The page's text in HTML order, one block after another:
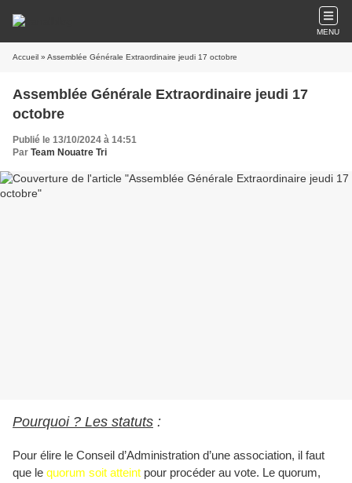
MENU
Accueil » Assemblée Générale Extraordinaire jeudi 17 octobre
Assemblée Générale Extraordinaire jeudi 17
octobre
Publié le 13/10/2024 à 14:51
Par Team Nouatre Tri
Pourquoi ? Les statuts :
Pour élire le Conseil d’Administration d’une association, il faut
que le quorum soit atteint pour procéder au vote. Le quorum,